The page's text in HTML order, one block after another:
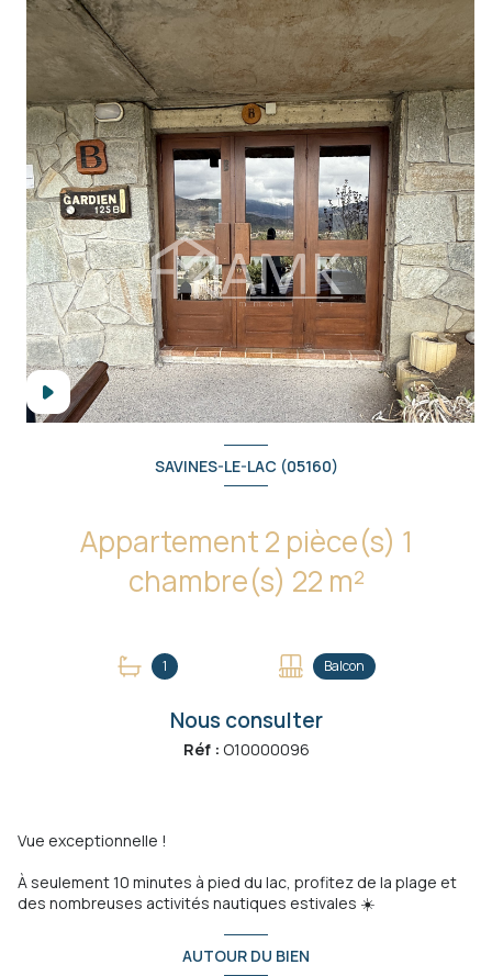
+31
SAVINES-LE-LAC (05160)
Appartement 2 pièce(s) 1
chambre(s) 22 m²
1 Balcon
Nous consulter
Réf : O10000096
Vue exceptionnelle !
À seulement 10 minutes à pied du lac, profitez de la plage et
des nombreuses activités nautiques estivales ☀️
AUTOUR DU BIEN